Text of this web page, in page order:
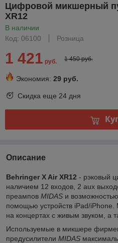
Цифровой микшерный
XR12
В наличии
Код: 06100
Розница
1 421 руб. 1 450 руб.
Экономия: 29 руб.
Скидка еще 24 дня
Описание
Behringer X Air XR12 - рэковый
наличием 12 входов, 2 aux
преампов MIDAS и
помощью устройств iPad/
на концертах с живым звуком, а
Используемые в микшере
предусилители MIDAS